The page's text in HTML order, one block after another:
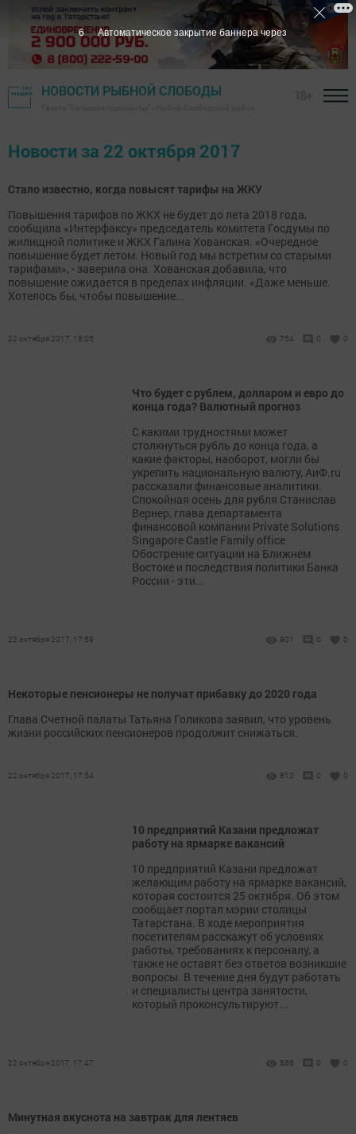
НОВОСТИ РЫБНОЙ СЛОБОДЫ
Новости за 22 октября 2017
Стало известно, когда повысят тарифы на ЖКУ
Повышения тарифов по ЖКХ не будет до лета 2018 года,
сообщила «Интерфаксу» председатель комитета Госдумы по
жилищной политике и ЖКХ Галина Хованская. «Очередное
повышение будет летом. Новый год мы встретим со старыми
тарифами», - заверила она. Хованская добавила, что
повышение ожидается в пределах инфляции. «Даже меньше.
Хотелось бы, чтобы повышение...
22 октября 2017, 18:05 754 0 0
Что будет с рублем, долларом и евро до
конца года? Валютный прогноз
С какими трудностями может
столкнуться рубль до конца года, а
какие факторы, наоборот, могли бы
укрепить национальную валюту, АиФ.ru
рассказали финансовые аналитики.
Спокойная осень для рубля Станислав
Вернер, глава департамента
финансовой компании Private Solutions
Singapore Castle Family office
Обострение ситуации на Ближнем
Востоке и последствия политики Банка
России - эти...
22 октября 2017, 17:59 901 0 0
Некоторые пенсионеры не получат прибавку до 2020 года
Глава Счетной палаты Татьяна Голикова заявил, что уровень
жизни российских пенсионеров продолжит снижаться.
22 октября 2017, 17:54 812 0 0
10 предприятий Казани предложат
работу на ярмарке вакансий
10 предприятий Казани предложат
желающим работу на ярмарке вакансий,
которая состоится 25 октября. Об этом
сообщает портал мэрии столицы
Татарстана. В ходе мероприятия
посетителям расскажут об условиях
работы, требованиях к персоналу, а
также не оставят без ответов возникшие
вопросы. В течение дня будут работать
и специалисты центра занятости,
который проконсультируют...
22 октября 2017, 17:47 886 0 0
Минутная вкуснота на завтрак для лентяев
5 Автоматическое закрытие баннера через